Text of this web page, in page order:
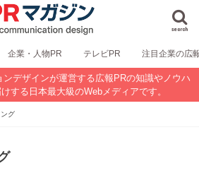
search
企業・人物PR テレビPR 注目企業の広
ンデザインが運営する広報PRの知識やノウハ
する日本最大級のWebメディアです。
グ